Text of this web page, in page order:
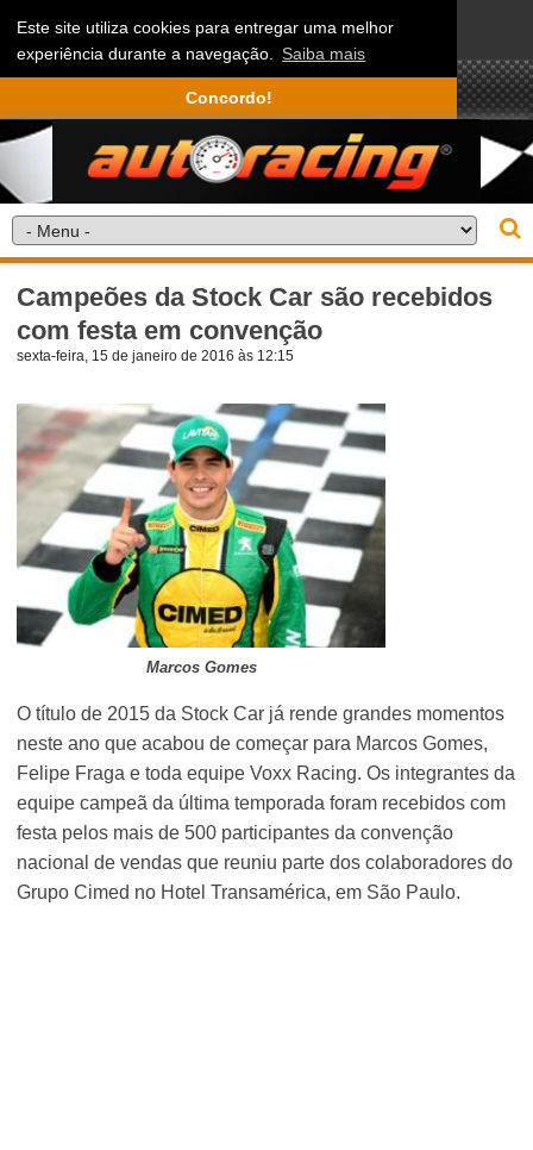
Este site utiliza cookies para entregar uma melhor
experiência durante a navegação. Saiba mais
Concordo!
Campeões da Stock Car são recebidos
com festa em convenção
sexta-feira, 15 de janeiro de 2016 às 12:15
Marcos Gomes
O título de 2015 da Stock Car já rende grandes momentos
neste ano que acabou de começar para Marcos Gomes,
Felipe Fraga e toda equipe Voxx Racing. Os integrantes da
equipe campeã da última temporada foram recebidos com
festa pelos mais de 500 participantes da convenção
nacional de vendas que reuniu parte dos colaboradores do
Grupo Cimed no Hotel Transamérica, em São Paulo.